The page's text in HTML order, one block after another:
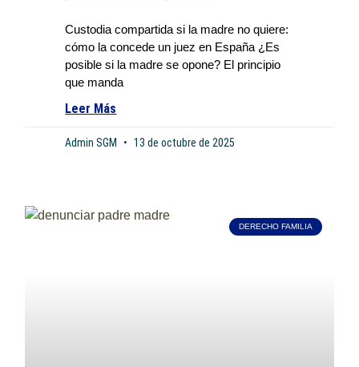
Custodia compartida si la madre no quiere:
cómo la concede un juez en España ¿Es
posible si la madre se opone? El principio
que manda
Leer Más
Admin SGM 13 de octubre de 2025
DERECHO FAMILIA